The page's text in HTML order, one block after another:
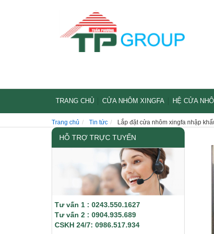
TRANG CHỦ CỬA NHÔM XINGFA HỆ CỬA
Trang chủ Tin tức Lắp đặt cửa nhôm xingfa nhập
HỖ TRỢ TRỰC TUYẾN
Tư vấn 1 : 0243.550.1627
Tư vấn 2 : 0904.935.689
CSKH 24/7: 0986.517.934